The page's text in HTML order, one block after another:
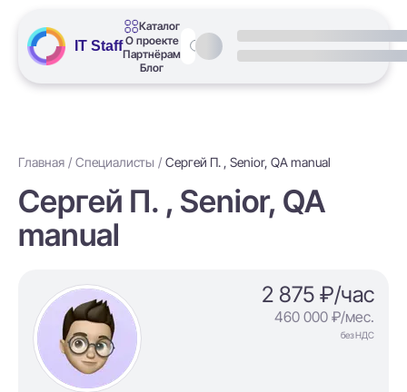
IT Staff
Каталог
О проекте
Партнёрам
Блог
Главная Специалисты Сергей П. , Senior, QA manual
Сергей П. , Senior, QA
manual
2 875 ₽/час
460 000 ₽/мес.
без НДС